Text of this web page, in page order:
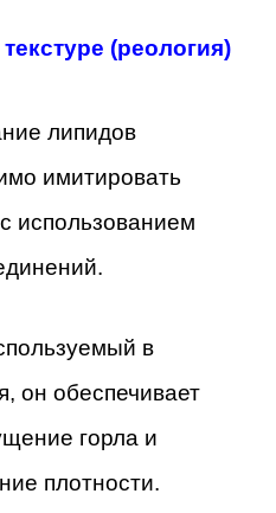
(реология)
липидов
имитировать
использованием
в
он обеспечивает
горла и
плотности.